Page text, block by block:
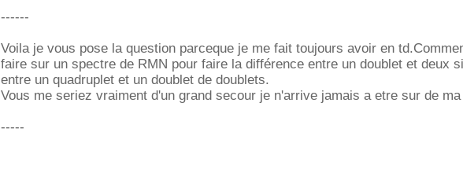
------
Voila je vous pose la question parceque je me fait toujours avoir en
faire sur un spectre de RMN pour faire la différence entre un doublet et deux
entre un quadruplet et un doublet de doublets.
Vous me seriez vraiment d'un grand secour je n'arrive jamais a etre sur de
-----